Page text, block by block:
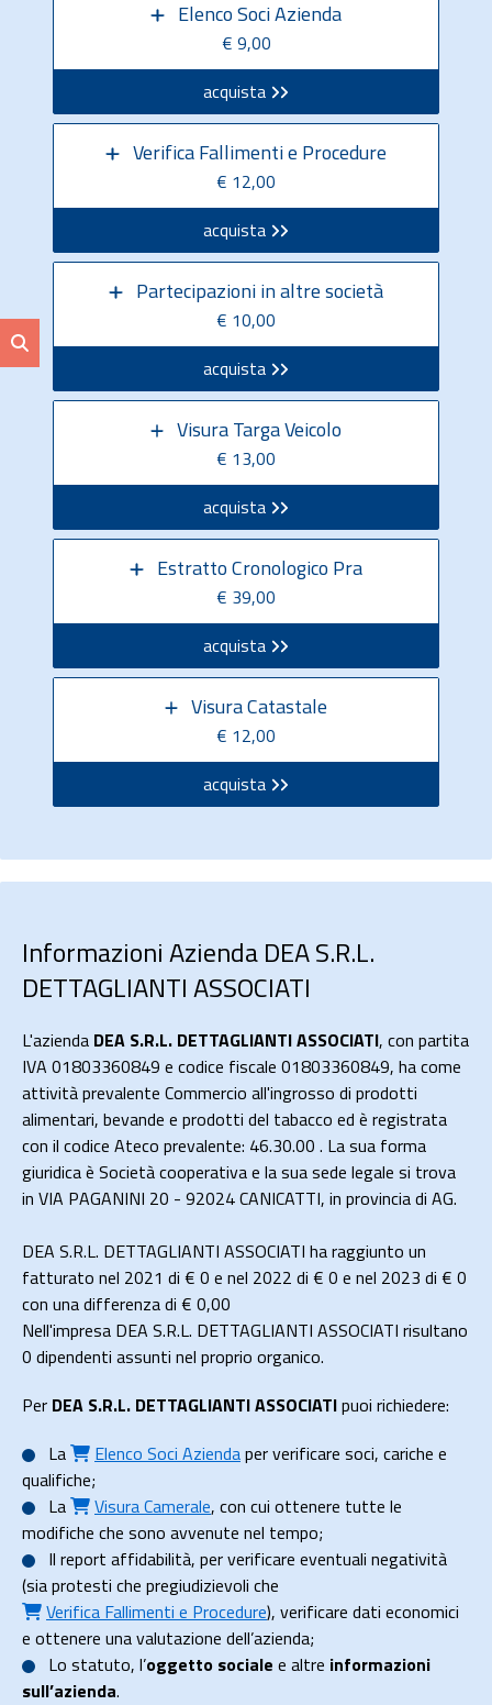
Elenco Soci Azienda
€ 9,00
acquista
Verifica Fallimenti e Procedure
€ 12,00
acquista
Partecipazioni in altre società
€ 10,00
acquista
Visura Targa Veicolo
€ 13,00
acquista
Estratto Cronologico Pra
€ 39,00
acquista
Visura Catastale
€ 12,00
acquista
Informazioni Azienda DEA S.R.L.
DETTAGLIANTI ASSOCIATI
L'azienda DEA S.R.L. DETTAGLIANTI ASSOCIATI, con partita
IVA 01803360849 e codice fiscale 01803360849, ha come
attività prevalente Commercio all'ingrosso di prodotti
alimentari, bevande e prodotti del tabacco ed è registrata
con il codice Ateco prevalente: 46.30.00 . La sua forma
giuridica è Società cooperativa e la sua sede legale si trova
in VIA PAGANINI 20 - 92024 CANICATTI, in provincia di AG.
DEA S.R.L. DETTAGLIANTI ASSOCIATI ha raggiunto un
fatturato nel 2021 di € 0 e nel 2022 di € 0 e nel 2023 di € 0
con una differenza di € 0,00
Nell'impresa DEA S.R.L. DETTAGLIANTI ASSOCIATI risultano
0 dipendenti assunti nel proprio organico.
Per DEA S.R.L. DETTAGLIANTI ASSOCIATIpuoi richiedere:
La
Elenco Soci Aziendaper verificare soci, cariche e
qualifiche;
La
Visura Camerale, con cui ottenere tutte le
modifiche che sono avvenute nel tempo;
Il report affidabilità, per verificare eventuali negatività
(sia protesti che pregiudizievoli che
Verifica Fallimenti e Procedure), verificare dati economici
e ottenere una valutazione dell’azienda;
Lo statuto, l’oggetto sociale e altre informazioni
sull’azienda.